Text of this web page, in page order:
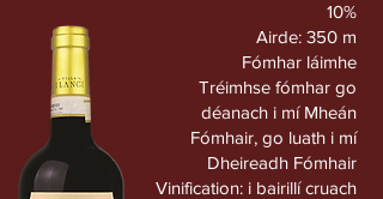
10%
Airde: 350 m
Fómhar láimhe
Tréimhse fómhar go
déanach i mí Mheán
Fómhair, go luath i mí
Dheireadh Fómhair
Vinification: i bairillí cruach